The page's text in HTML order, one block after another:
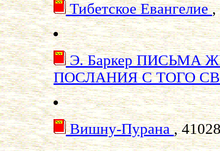
Тибетское Евангелие,
Э. Баркер ПИСЬМА
ПОСЛАНИЯ С ТОГО
Вишну-Пурана,